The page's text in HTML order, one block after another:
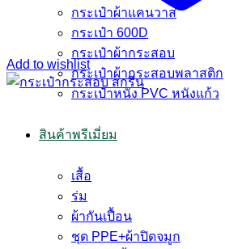
กระเป๋าผ้าแคนวาส
กระเป๋า 600D
กระเป๋าผ้ากระสอบ
กระเป๋าผ้ากระสอบพลาสติก
กระเป๋าหนัง PVC หนังแก้ว
สินค้าพรีเมี่ยม
เสื้อ
ร่ม
ผ้ากันเปื้อน
ชุด PPE+ผ้าปิดจมูก
Add to wishlist